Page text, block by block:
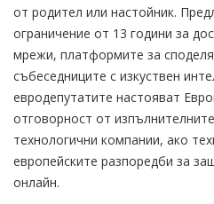
от родител или настойник.
ограничение от 13 години за
мрежи, платформите за
събеседниците с изкуствен
евродепутатите настояват
отговорност от
технологични компании, ако
европейските разпоредби за
онлайн.